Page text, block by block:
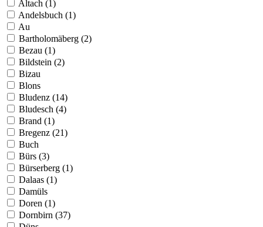
Altach (1)
Andelsbuch (1)
Au
Bartholomäberg (2)
Bezau (1)
Bildstein (2)
Bizau
Blons
Bludenz (14)
Bludesch (4)
Brand (1)
Bregenz (21)
Buch
Bürs (3)
Bürserberg (1)
Dalaas (1)
Damüls
Doren (1)
Dornbirn (37)